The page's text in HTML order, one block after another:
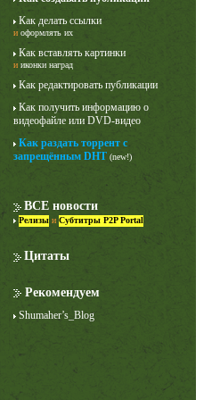
Как делать ссылки
и оформлять их
Как вставлять картинки
и иконки наград
Как редактировать публикации
Как получить информацию о
видеофайле или DVD-видео
Как раздать торрент с
запрещённым DHT (new!)
ВСЕ новости
Релизы и Субтитры P2P Portal
Цитаты
Рекомендуем
Shumaher’s_Blog